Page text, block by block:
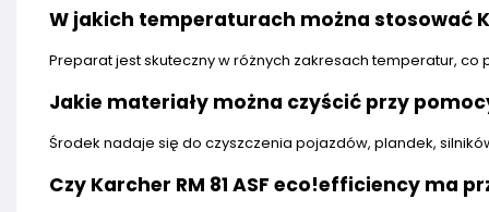
W jakich temperaturach można stosować
Preparat jest skuteczny w różnych zakresach temperatur,
Jakie materiały można czyścić przy
Środek nadaje się do czyszczenia pojazdów, plandek,
Czy Karcher RM 81 ASF eco!efficiency ma